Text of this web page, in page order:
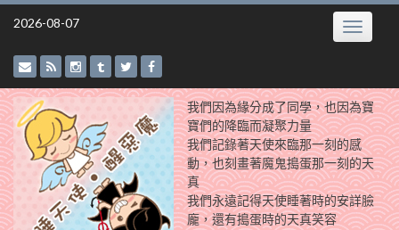
Skip
2026-08-07 Toggle
我們因為緣分成了同學，也因為寶
寶們的降臨而凝聚力量
我們記錄著天使來臨那一刻的感
動，也刻畫著魔鬼搗蛋那一刻的天
真
我們永遠記得天使睡著時的安詳臉
龐，還有搗蛋時的天真笑容